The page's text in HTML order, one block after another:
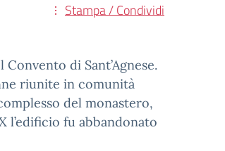
Stampa / Condividi
di Sant’Agnese.
riunite in comunità
del monastero,
l’edificio fu abbandonato